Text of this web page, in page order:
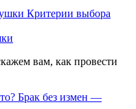
Критерии выбора
вам, как провести
Брак без измен —